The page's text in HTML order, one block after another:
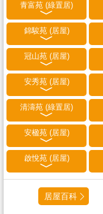
青富苑 (綠置居)
錦駿苑 (居屋)
冠山苑 (居屋)
安秀苑 (居屋)
清濤苑 (綠置居)
安楹苑 (居屋)
啟悅苑 (居屋)
居屋百科